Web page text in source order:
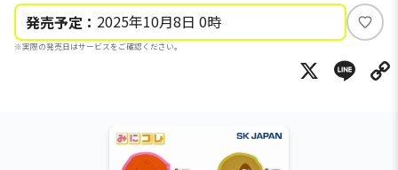
発売予定： 2025年10月8日 0時
※実際の発売日はサービスをご確認ください。
い
ね
X